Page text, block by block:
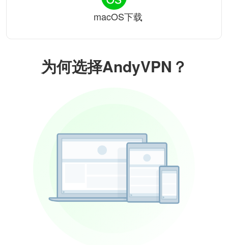
为何选择AndyVPN？
macOS下载